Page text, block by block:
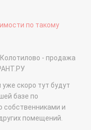
по такому
- продажа
скоро тут будут
базе по
собственниками и
помещений.